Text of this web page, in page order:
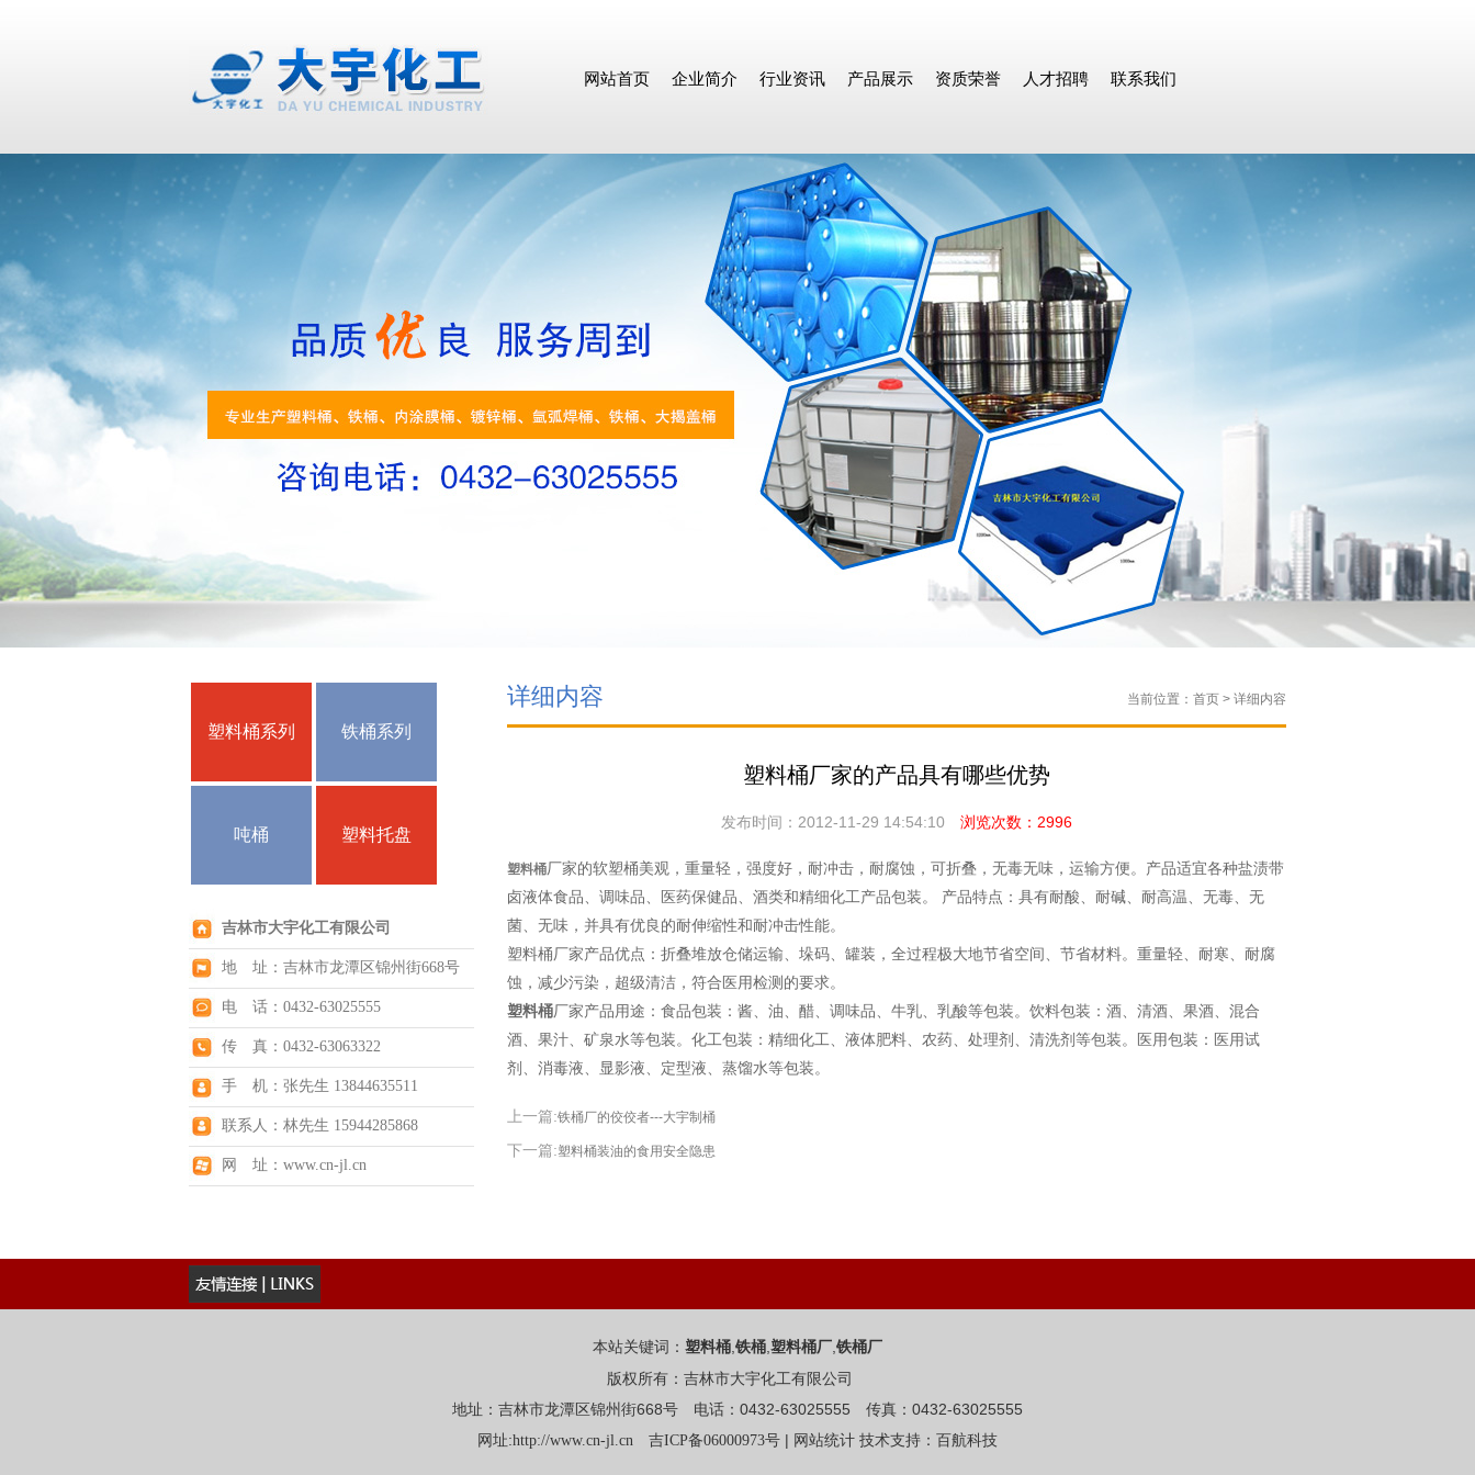
网站首页 企业简介 行业资讯 产品展示 资质荣誉 人才招聘 联系我们
塑料桶系列 铁桶系列
吨桶 塑料托盘
吉林市大宇化工有限公司
地 址：吉林市龙潭区锦州街668号
电 话：0432-63025555
传 真：0432-63063322
手 机：张先生 13844635511
联系人：林先生 15944285868
网 址：www.cn-jl.cn
详细内容 当前位置：首页 > 详细内容
塑料桶厂家的产品具有哪些优势
发布时间：2012-11-29 14:54:10 浏览次数：2996
塑料桶厂家的软塑桶美观，重量轻，强度好，耐冲击，耐腐蚀，可折叠，无毒无味，运输方便。产品适宜各种盐渍带
卤液体食品、调味品、医药保健品、酒类和精细化工产品包装。 产品特点：具有耐酸、耐碱、耐高温、无毒、无
菌、无味，并具有优良的耐伸缩性和耐冲击性能。
塑料桶厂家产品优点：折叠堆放仓储运输、垛码、罐装，全过程极大地节省空间、节省材料。重量轻、耐寒、耐腐
蚀，减少污染，超级清洁，符合医用检测的要求。
塑料桶厂家产品用途：食品包装：酱、油、醋、调味品、牛乳、乳酸等包装。饮料包装：酒、清酒、果酒、混合
酒、果汁、矿泉水等包装。化工包装：精细化工、液体肥料、农药、处理剂、清洗剂等包装。医用包装：医用试
剂、消毒液、显影液、定型液、蒸馏水等包装。
上一篇:铁桶厂的佼佼者---大宇制桶
下一篇:塑料桶装油的食用安全隐患
本站关键词： 塑料桶 铁桶 塑料桶厂 铁桶厂
版权所有：吉林市大宇化工有限公司
地址：吉林市龙潭区锦州街668号 电话：0432-63025555 传真：0432-63025555
网址:http://www.cn-jl.cn 吉ICP备06000973号 | 网站统计 技术支持：百航科技